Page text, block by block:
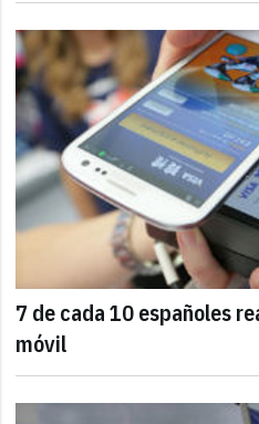
7 de cada 10 españoles
móvil